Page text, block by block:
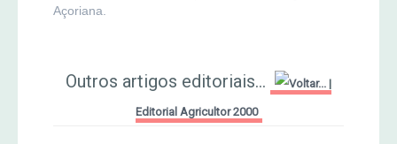
Açoriana.
Outros artigos editoriais... |
Editorial Agricultor 2000